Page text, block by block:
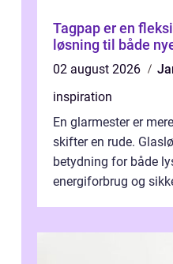
Tagpap er en
løsning til både
02 august 2026
inspiration
En glarmester er
skifter en rude.
betydning for både
energiforbrug og